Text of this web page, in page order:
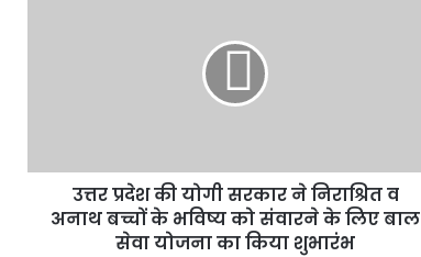
उत्तर प्रदेश की योगी सरकार ने निराश्रित व
अनाथ बच्चों के भविष्य को संवारने के लिए बाल
सेवा योजना का किया शुभारंभ